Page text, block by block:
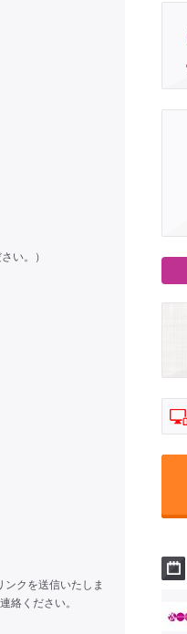
い。）
クを送信いたしま
絡ください。